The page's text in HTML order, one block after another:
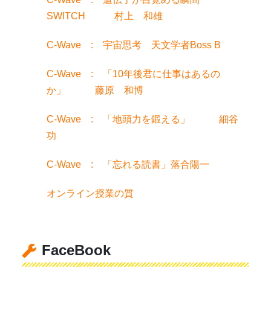
SWITCH 村上 和雄
C-Wave : 宇宙思考 天文学者Boss B
C-Wave : 「10年後君に仕事はあるの
か」 藤原 和博
C-Wave : 「地頭力を鍛える」 細谷
功
C-Wave : 「忘れる読書」落合陽一
オンライン授業の質
FaceBook